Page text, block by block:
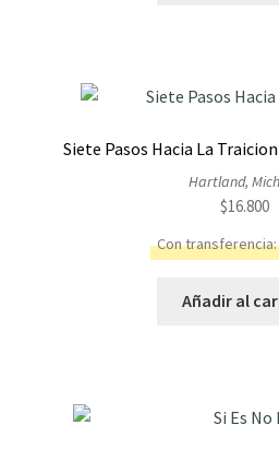
Siete Pasos Hacia La
Hartland,
$16.800
Con transferencia:
Añadir al